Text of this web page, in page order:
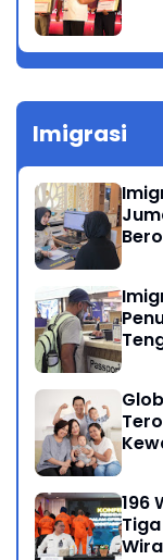
Imigrasi
196